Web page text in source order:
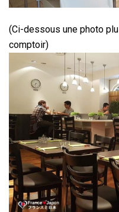
(Ci-dessous une photo
comptoir)